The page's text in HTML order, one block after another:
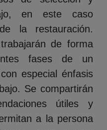
en este caso
la restauración.
de forma
fases de un
especial énfasis
Se compartirán
útiles y
a la persona